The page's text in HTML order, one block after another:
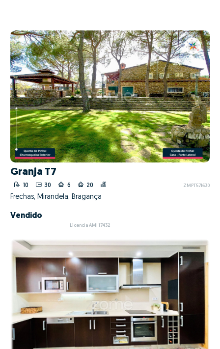
Granja T7
10 30 6 20 ZMPT571630
Frechas, Mirandela, Bragança
Vendido
Licencia AMI 17432